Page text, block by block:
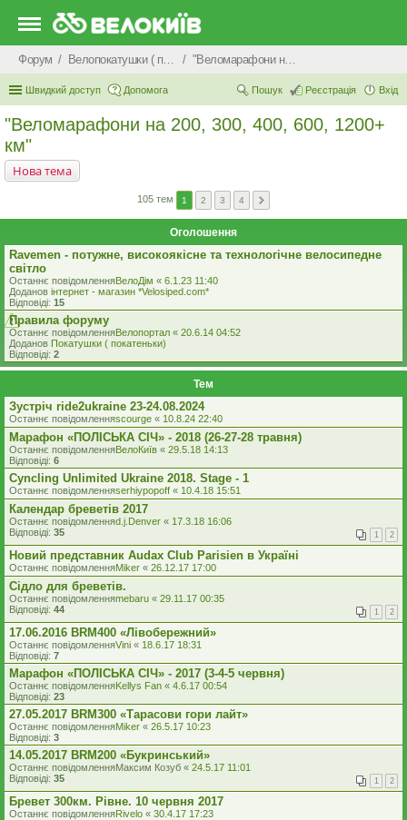
Форум Велопокатушки ( покатеньки), велопоходи, туризм. "Веломарафони на 200, 300, 400, 600, 1200+ км"
Швидкий доступ Допомога Вхід
Реєстрація
Пошук
"Веломарафони на 200, 300, 400, 600, 1200+
км"
Нова тема
105 тем 1 2 3 4
Оголошення
Ravemen - потужне, високоякісне та технологічне велосипедне
світло
Останнє повідомленняВелоДім « 6.1.23 11:40
Доданов iнтернет - магазин *Velosiped.com*
Відповіді: 15
Правила форуму
Останнє повідомленняВелопортал « 20.6.14 04:52
Доданов Покатушки ( покатеньки)
Відповіді: 2
Тем
Зустріч ride2ukraine 23-24.08.2024
Останнє повідомленняscourge « 10.8.24 22:40
Марафон «ПОЛІСЬКА СІЧ» - 2018 (26-27-28 травня)
Останнє повідомленняВелоКиїв « 29.5.18 14:13
Відповіді: 6
Cyncling Unlimited Ukraine 2018. Stage - 1
Останнє повідомленняserhiypopoff « 10.4.18 15:51
Календар бреветів 2017
Останнє повідомленняd.j.Denver « 17.3.18 16:06
Відповіді: 35 1 2
Новий представник Audax Club Parisien в Україні
Останнє повідомленняMiker « 26.12.17 17:00
Сідло для бреветів.
Останнє повідомленняmebaru « 29.11.17 00:35
Відповіді: 44 1 2
17.06.2016 BRM400 «Лівобережний»
Останнє повідомленняVini « 18.6.17 18:31
Відповіді: 7
Марафон «ПОЛІСЬКА СІЧ» - 2017 (3-4-5 червня)
Останнє повідомленняKellys Fan « 4.6.17 00:54
Відповіді: 23
27.05.2017 BRM300 «Тарасови гори лайт»
Останнє повідомленняMiker « 26.5.17 10:23
Відповіді: 3
14.05.2017 BRM200 «Букринський»
Останнє повідомленняМаксим Козуб « 24.5.17 11:01
Відповіді: 35 1 2
Бревет 300км. Рівне. 10 червня 2017
Останнє повідомленняRivelo « 30.4.17 17:23